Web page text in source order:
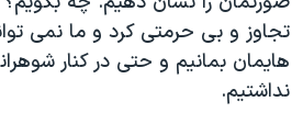
تجاوز و بی حرمتی کرد و ما نمی
هايمان بمانيم و حتی در کنار
نداشتيم.